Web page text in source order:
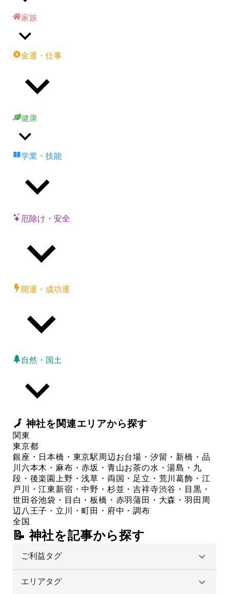
家族
金運・仕事
健康
学業・技能
厄除け・安全
開運・成功運
自然・国土
🗾神社を関連エリアから探す
関東
東京都
銀座・日本橋・東京駅周辺 お台場・汐留・新橋・品
川 六本木・麻布・赤坂・青山お茶の水・湯島・九
段・後楽園 上野・浅草・両国・足立・荒川葛飾・江
戸川・江東新宿・中野・杉並・吉祥寺渋谷・目黒・
世田谷池袋・目白・板橋・赤羽蒲田・大森・羽田周
辺 八王子・立川・町田・府中・調布
全国
📝 神社を記事から探す
ご利益タグ
エリアタグ